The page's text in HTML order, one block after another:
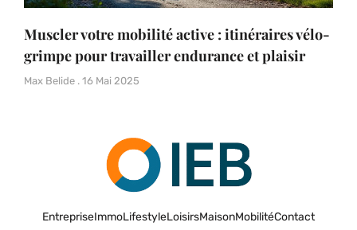
Muscler votre mobilité active : itinéraires vélo-
grimpe pour travailler endurance et plaisir
Max Belide 16 Mai 2025
EntrepriseImmoLifestyleLoisirsMaisonMobilitéContact